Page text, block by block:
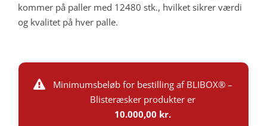
kommer på paller med 12480 stk., hvilket sikrer værdi
og kvalitet på hver palle.
Minimumsbeløb for bestilling af BLIBOX® –
Blisteræsker produkter er
10.000,00 kr.